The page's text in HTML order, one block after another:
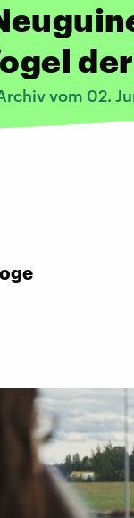
vom 02.